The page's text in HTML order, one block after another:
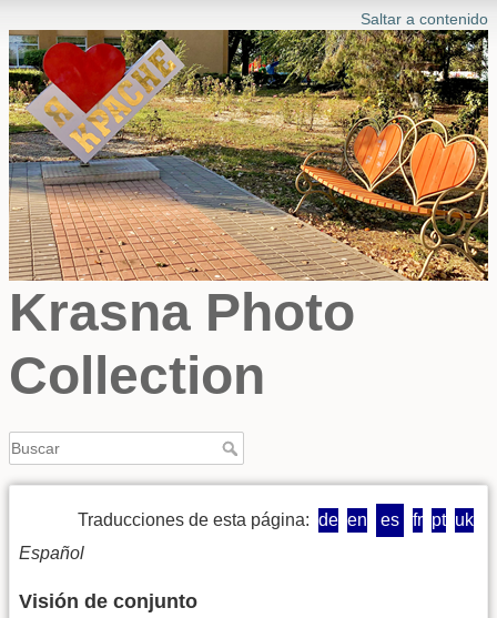
Saltar a contenido
Krasna Photo
Collection
Traducciones de esta página: de en es fr pt uk
Español
Visión de conjunto